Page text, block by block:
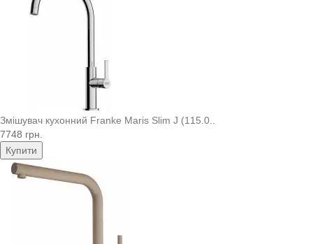
Змішувач кухонний Franke Maris Slim J (115.0..
7748 грн.
Купити